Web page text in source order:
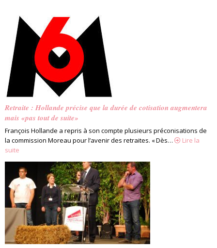
Retraite : Hollande précise que la durée de cotisation augmentera
mais «pas tout de suite»
François Hollande a repris à son compte plusieurs préconisations de
la commission Moreau pour l’avenir des retraites. « Dès…
Lire la
suite